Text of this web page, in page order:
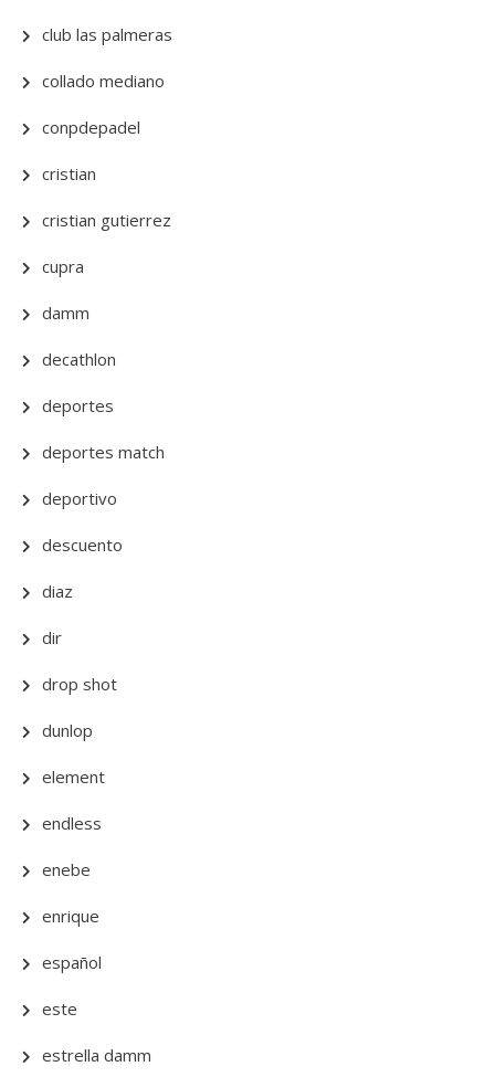
club las palmeras
collado mediano
conpdepadel
cristian
cristian gutierrez
cupra
damm
decathlon
deportes
deportes match
deportivo
descuento
diaz
dir
drop shot
dunlop
element
endless
enebe
enrique
español
este
estrella damm